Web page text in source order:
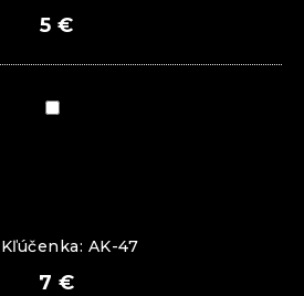
5 €
Kľúčenka: AK-47
7 €